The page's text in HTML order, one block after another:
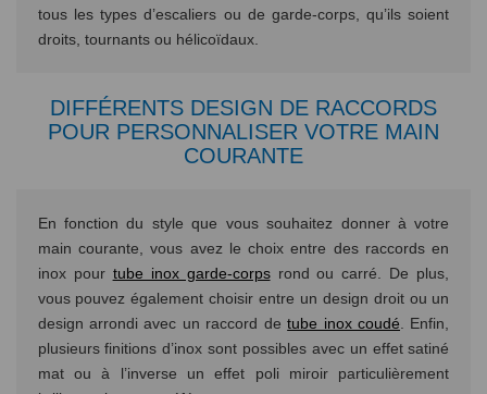
tous les types d’escaliers ou de garde-corps, qu’ils soient
droits, tournants ou hélicoïdaux.
DIFFÉRENTS DESIGN DE RACCORDS
POUR PERSONNALISER VOTRE MAIN
COURANTE
En fonction du style que vous souhaitez donner à votre
main courante, vous avez le choix entre des raccords en
inox pour tube inox garde-corpsrond ou carré. De plus,
vous pouvez également choisir entre un design droit ou un
design arrondi avec un raccord detube inox coudé . Enfin,
plusieurs finitions d’inox sont possibles avec un effet satiné
mat ou à l’inverse un effet poli miroir particulièrement